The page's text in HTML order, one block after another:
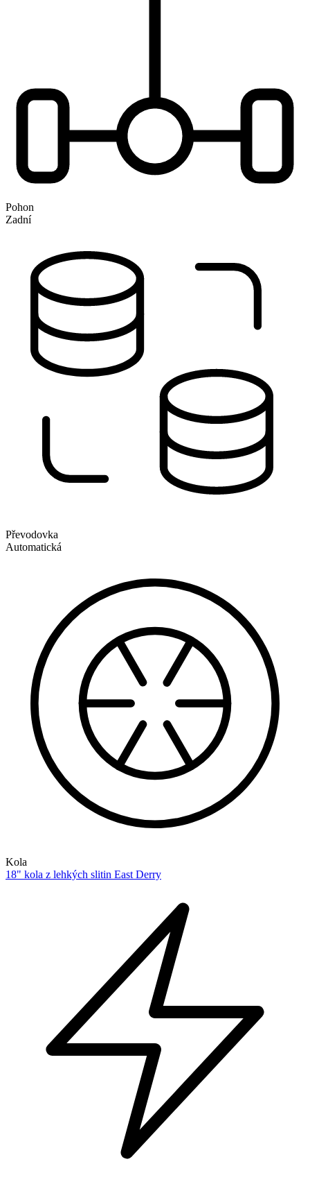
Pohon
Zadní
Převodovka
Automatická
Kola
18" kola z lehkých slitin East Derry